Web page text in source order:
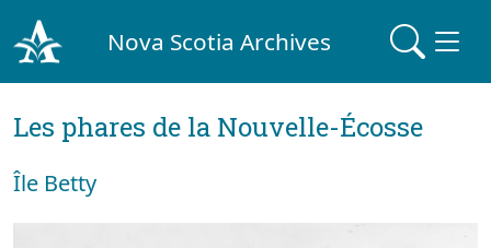
Nova Scotia Archives
Les phares de la Nouvelle-Écosse
Île Betty